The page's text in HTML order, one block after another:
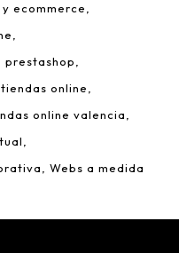
ecommerce
prestashop
tiendas online
online valencia
Webs a medida